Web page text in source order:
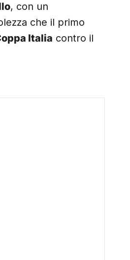
, con un
che il primo
Italia contro il